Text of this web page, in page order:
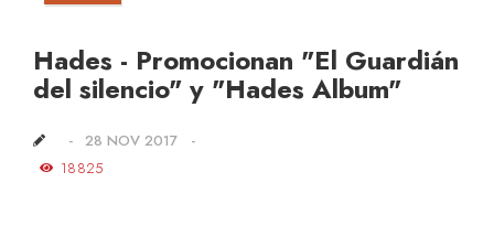
Hades - Promocionan "El Guardián
del silencio" y "Hades Album"
28 NOV 2017
18825